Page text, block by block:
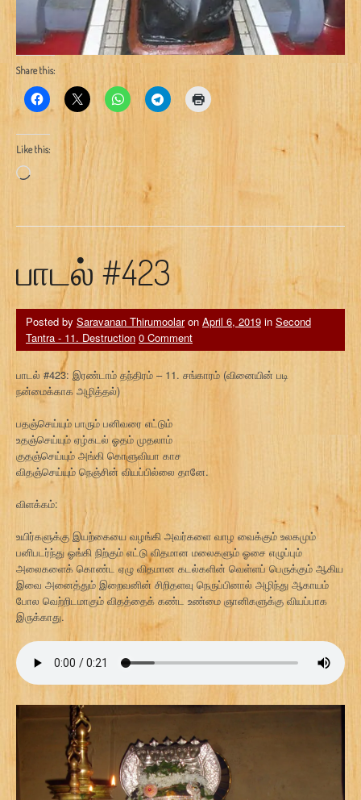
Share this:
Like this:
Loading…
பாடல் #423
Posted by Saravanan Thirumoolaron April 6, 2019 in Second
Tantra - 11. Destruction 0 Comment
பாடல் #423: இரண்டாம் தந்திரம் – 11. சங்காரம் (வினையின் படி
நன்மைக்காக அழித்தல்)
பதஞ்செய்யும் பாரும் பனிவரை எட்டும்
உதஞ்செய்யும் ஏழ்கடல் ஓதம் முதலாம்
குதஞ்செய்யும் அங்கி கொளுவியா காச
விதஞ்செய்யும் நெஞ்சின் வியப்பில்லை தானே.
விளக்கம்:
உயிர்களுக்கு இயற்கையை வழங்கி அவர்களை வாழ வைக்கும் உலகமும்
பனிபடர்ந்து ஓங்கி நிற்கும் எட்டு விதமான மலைகளும் ஓசை எழுப்பும்
அலைகளைக் கொண்ட ஏழு விதமான கடல்களின் வெள்ளப் பெருக்கும் ஆகிய
இவை அனைத்தும் இறைவனின் சிறிதளவு நெருப்பினால் அழிந்து ஆகாயம்
போல வெற்றிடமாகும் விதத்தைக் கண்ட உண்மை ஞானிகளுக்கு வியப்பாக
இருக்காது.